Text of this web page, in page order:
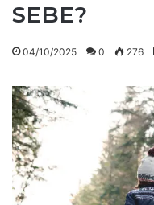
SEBE?
04/10/2025 0 276